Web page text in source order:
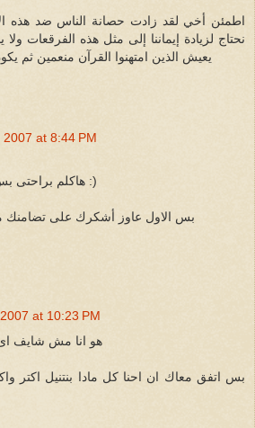
اطمئن أخي لقد زادت حصانة الناس ضد هذه
نحتاج لزيادة إيماننا إلى مثل هذه الفرقعات ولا
يعيش الذين امتهنوا القرآن منعمين ثم
2007 at 8:44 PM
هاكلم براحتى بس بعدين شوية كده :)
بس الاول عاوز أشكرك على تضامنك
at 10:23 PM
هو انا مش شايف
بس اتفق معاك ان احنا كل مادا بنتنيل اكتر